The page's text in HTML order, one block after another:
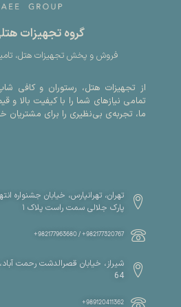
گروه تجهیزات
فروش و پخش تجهیزات هتل،
از تجهیزات هتل، رستوران و کافی
تمامی نیازهای شما را با کیفیت بالا
ما، تجربه‌ی بی‌نظیری را برای مشتریان
تهران، تهرانپارس، خیابان جشنواره
پارک جلالی سمت راست پلاک ۱
982177320767+ / 982177963680+
64
989120411362+